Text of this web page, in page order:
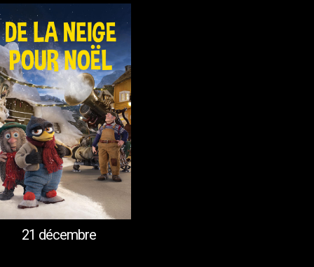
21 décembre